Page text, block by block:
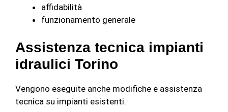
affidabilità
funzionamento generale
Assistenza tecnica impianti
idraulici Torino
Vengono eseguite anche modifiche e assistenza
tecnica su impianti esistenti.